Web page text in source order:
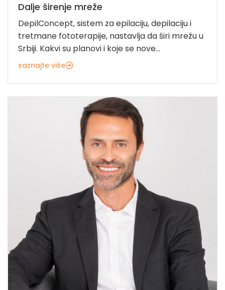
Dalje širenje mreže
DepilConcept, sistem za epilaciju, depilaciju i
tretmane fototerapije, nastavlja da širi mrežu u
Srbiji. Kakvi su planovi i koje se nove...
saznajte više